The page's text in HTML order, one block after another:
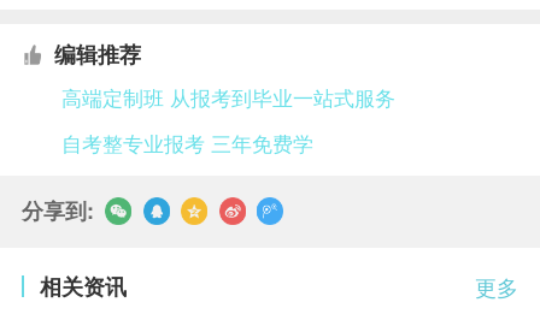
编辑推荐
高端定制班 从报考到毕业一站式服务
自考整专业报考 三年免费学
分享到:
更多
相关资讯